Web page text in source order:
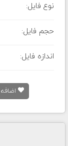
نوع فایل:
حجم فایل:
اندازه فایل: